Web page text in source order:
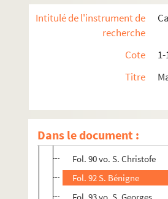
Intitulé de l'instrument de
recherche
Cote
Titre
Dans le document :
Fol. 9 vo. S. Marc
Fol. 33. La Visitation
Fol. 55 vo. Adoration des
Fol. 70. La Fuite en Égypte
Fol. 82 vo. Le
Fol. 90 vo. S. Christofe
Fol. 92 S. Bénigne